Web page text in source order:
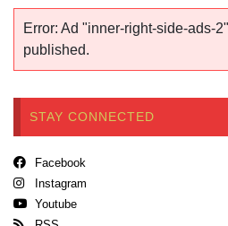
Error: Ad "inner-right-side-ads-
published.
STAY CONNECTED
Facebook
Instagram
Youtube